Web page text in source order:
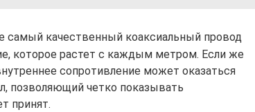
самый качественный коаксиальный провод
которое растет с каждым метром. Если же
сопротивление может оказаться
позволяющий четко показывать
принят.